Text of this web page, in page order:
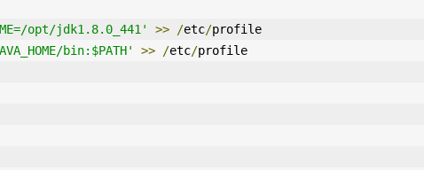
opt/jdk1.8.0_441' >> /etc/profile
bin:$PATH' >> /etc/profile